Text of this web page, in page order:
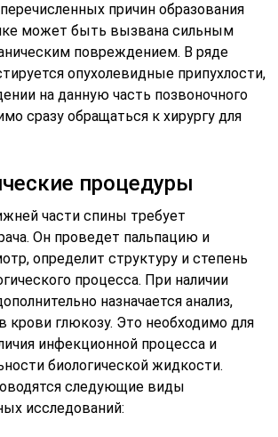
причин образования
может быть вызвана сильным
повреждением. В ряде
опухолевидные припухлости,
на данную часть позвоночного
сразу обращаться к хирургу для
процедуры
части спины требует
Он проведет пальпацию и
определит структуру и степень
процесса. При наличии
назначается анализ,
крови глюкозу. Это необходимо для
инфекционной процесса и
биологической жидкости.
следующие виды
исследований: